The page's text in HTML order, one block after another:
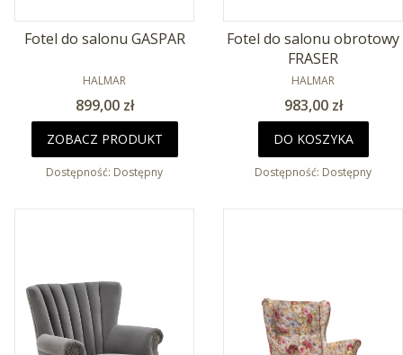
Fotel do salonu GASPAR
PRODUCENT
HALMAR
Cena
899,00 zł
ZOBACZ PRODUKT
Dostępność: Dostępny
Fotel do salonu obrotowy
FRASER
PRODUCENT
HALMAR
Cena
983,00 zł
DO KOSZYKA
Dostępność: Dostępny